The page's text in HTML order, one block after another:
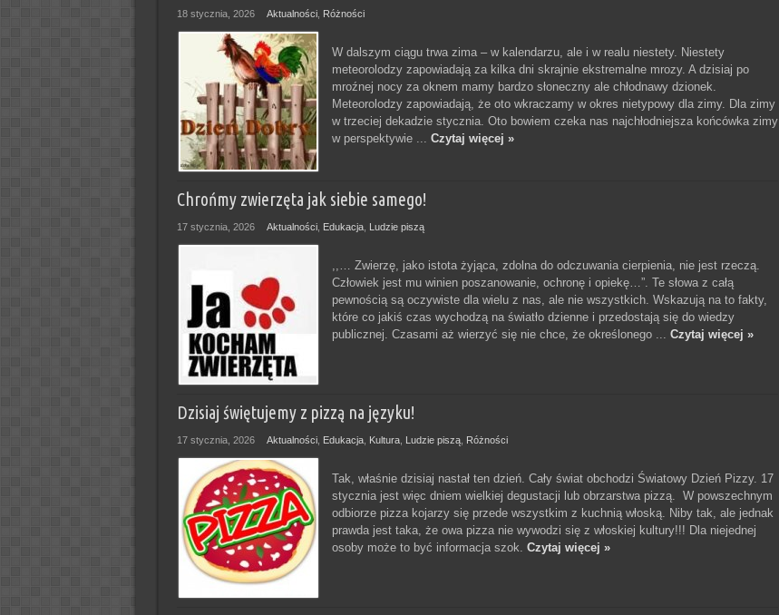
18 stycznia, 2026 Aktualności, Różności
W dalszym ciągu trwa zima – w kalendarzu, ale i w realu niestety. Niestety
meteorolodzy zapowiadają za kilka dni skrajnie ekstremalne mrozy. A dzisiaj po
mroźnej nocy za oknem mamy bardzo słoneczny ale chłodnawy dzionek.
Meteorolodzy zapowiadają, że oto wkraczamy w okres nietypowy dla zimy. Dla zimy
w trzeciej dekadzie stycznia. Oto bowiem czeka nas najchłodniejsza końcówka zimy
w perspektywie ... Czytaj więcej »
Chrońmy zwierzęta jak siebie samego!
17 stycznia, 2026 Aktualności, Edukacja, Ludzie piszą
,,… Zwierzę, jako istota żyjąca, zdolna do odczuwania cierpienia, nie jest rzeczą.
Człowiek jest mu winien poszanowanie, ochronę i opiekę…”. Te słowa z całą
pewnością są oczywiste dla wielu z nas, ale nie wszystkich. Wskazują na to fakty,
które co jakiś czas wychodzą na światło dzienne i przedostają się do wiedzy
publicznej. Czasami aż wierzyć się nie chce, że określonego ... Czytaj więcej »
Dzisiaj świętujemy z pizzą na języku!
17 stycznia, 2026 Aktualności, Edukacja, Kultura, Ludzie piszą, Różności
Tak, właśnie dzisiaj nastał ten dzień. Cały świat obchodzi Światowy Dzień Pizzy. 17
stycznia jest więc dniem wielkiej degustacji lub obrzarstwa pizzą. W powszechnym
odbiorze pizza kojarzy się przede wszystkim z kuchnią włoską. Niby tak, ale jednak
prawda jest taka, że owa pizza nie wywodzi się z włoskiej kultury!!! Dla niejednej
osoby może to być informacja szok. Czytaj więcej »